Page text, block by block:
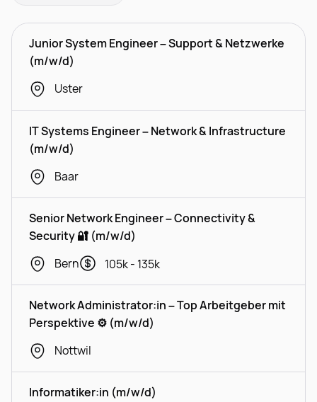
Junior System Engineer – Support & Netzwerke
(m/w/d)
Uster
IT Systems Engineer – Network & Infrastructure
(m/w/d)
Baar
Senior Network Engineer – Connectivity &
Security 🔐 (m/w/d)
Bern
105k - 135k
Network Administrator:in – Top Arbeitgeber mit
Perspektive ⚙️ (m/w/d)
Nottwil
Informatiker:in (m/w/d)